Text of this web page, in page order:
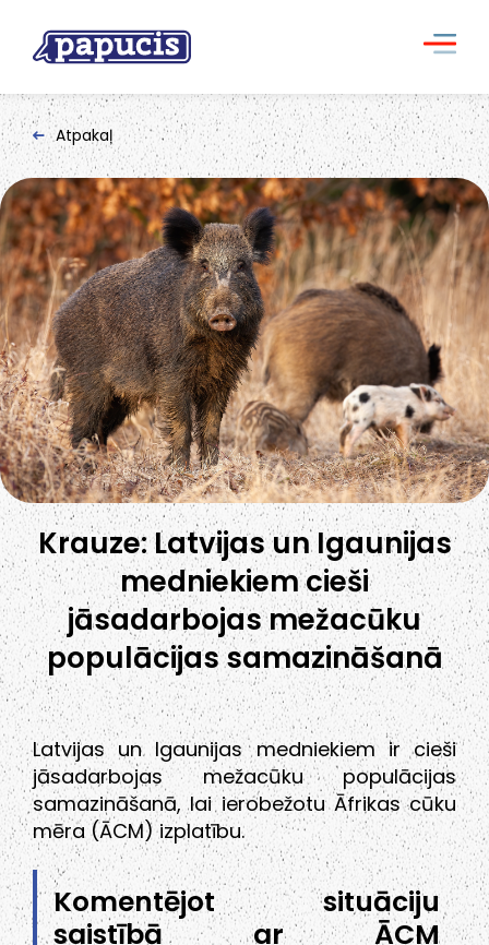
Atpakaļ
Krauze: Latvijas un Igaunijas
medniekiem cieši
jāsadarbojas mežacūku
populācijas samazināšanā
Latvijas un Igaunijas medniekiem ir cieši
jāsadarbojas mežacūku populācijas
samazināšanā, lai ierobežotu Āfrikas cūku
mēra (ĀCM) izplatību.
Komentējot situāciju
saistībā ar ĀCM